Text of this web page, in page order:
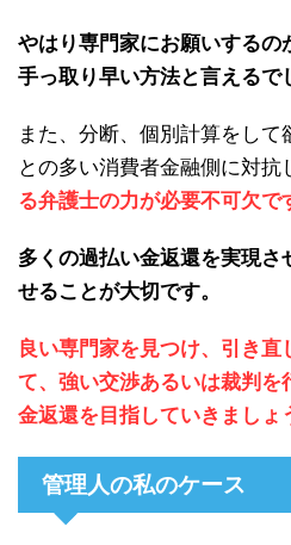
やはり専門家にお願いするの
手っ取り早い方法と言えるで
また、分断、個別計算をして
との多い消費者金融側に対抗
る弁護士の力が必要不可欠で
多くの過払い金返還を実現さ
せることが大切です。
良い専門家を見つけ、引き直
て、強い交渉あるいは裁判を
金返還を目指していきましょ
管理人の私のケース